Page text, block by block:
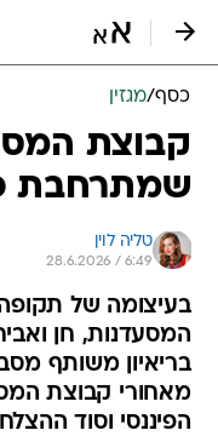
כסף/מגזין
קבוצת
שמתרחבת
טליה לוין
28.6.2026 / 6:49
בעיצומה של
המסעדנות, חן
בריאיון משותף
מאחורי קבוצת
הפיננסי וסוד